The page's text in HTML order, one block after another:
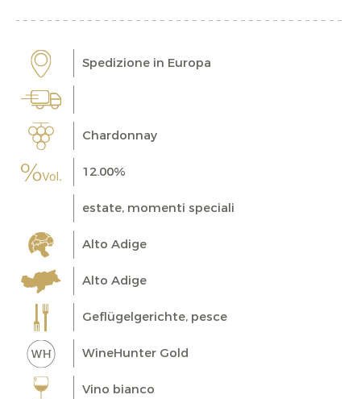
Spedizione in Europa
Chardonnay
12.00%
estate, momenti speciali
Alto Adige
Alto Adige
Geflügelgerichte, pesce
WineHunter Gold
Vino bianco